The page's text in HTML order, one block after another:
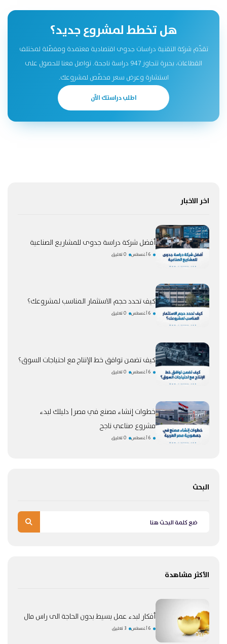
هل تخطط لمشروع جديد؟
تقدّم شركة التقنية دراسات جدوى اقتصادية معتمدة ومفصّلة لمختلف
القطاعات، بخبرة تتجاوز 947 دراسة ناجحة. تواصل معنا للحصول على
استشارة وعرض سعر مخصّص لمشروعك.
اطلب دراستك الآن
اخر الاخبار
أفضل شركة دراسة جدوى للمشاريع الصناعية
6 أغسطس 0 تعليق
كيف تحدد حجم الاستثمار المناسب لمشروعك؟
6 أغسطس 0 تعليق
كيف تضمن توافق خط الإنتاج مع احتياجات السوق؟
6 أغسطس 0 تعليق
خطوات إنشاء مصنع في مصر| دليلك لبدء
مشروع صناعي ناجح
6 أغسطس 0 تعليق
البحث
الأكثر مشاهدة
أفكار لبدء عمل بسيط بدون الحاجة الى راس مال
6 أغسطس 3 تعليق